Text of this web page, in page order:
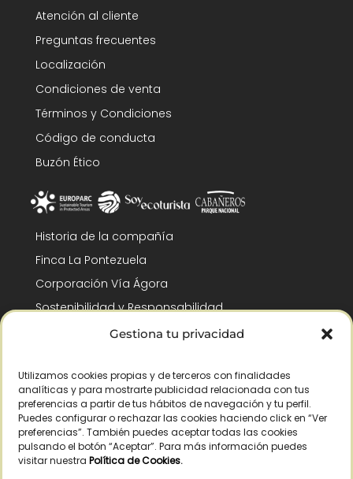
Gestiona tu privacidad
Utilizamos cookies propias y de terceros con finalidades
analíticas y para mostrarte publicidad relacionada con tus
preferencias a partir de tus hábitos de navegación y tu perfil.
Puedes configurar o rechazar las cookies haciendo click en “Ver
preferencias”. También puedes aceptar todas las cookies
pulsando el botón “Aceptar”. Para más información puedes
visitar nuestra Política de Cookies.
Atención al cliente
Preguntas frecuentes
Localización
Condiciones de venta
Términos y Condiciones
Código de conducta
Buzón Ético
Historia de la compañía
Finca La Pontezuela
Corporación Vía Ágora
Sostenibilidad y Responsabilidad
RSC y Fundación Gómez-Pintado
Reconocimientos